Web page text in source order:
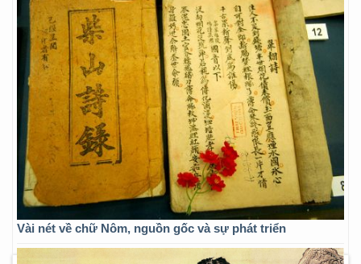
Vài nét về chữ Nôm, nguồn gốc và sự phát triển